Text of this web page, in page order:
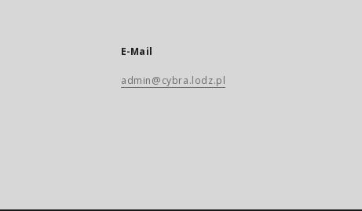
E-Mail
admin@cybra.lodz.pl